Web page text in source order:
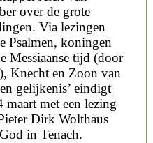
over de grote
Via lezingen
Psalmen, koningen
Messiaanse tijd (door
Knecht en Zoon van
gelijkenis’ eindigt
maart met een lezing
Dirk Wolthaus
in Tenach.